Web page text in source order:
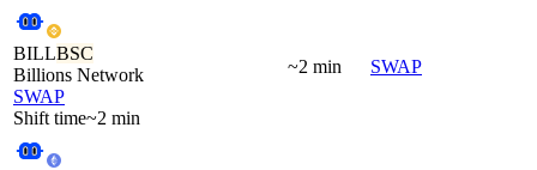
BILLBSC
Billions Network
SWAP
Shift time~2 min
~2 min SWAP